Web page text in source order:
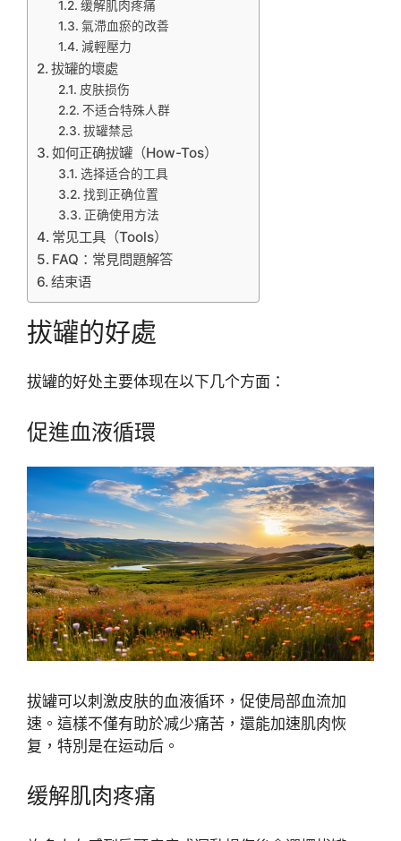
缓解肌肉疼痛
氣滯血瘀的改善
減輕壓力
拔罐的壞處
皮肤损伤
不适合特殊人群
拔罐禁忌
如何正确拔罐（How-Tos）
选择适合的工具
找到正确位置
正确使用方法
常见工具（Tools）
FAQ：常見問題解答
结束语
拔罐的好處
拔罐的好处主要体现在以下几个方面：
促進血液循環
拔罐可以刺激皮肤的血液循环，促使局部血流加
速。這樣不僅有助於减少痛苦，還能加速肌肉恢
复，特別是在运动后。
缓解肌肉疼痛